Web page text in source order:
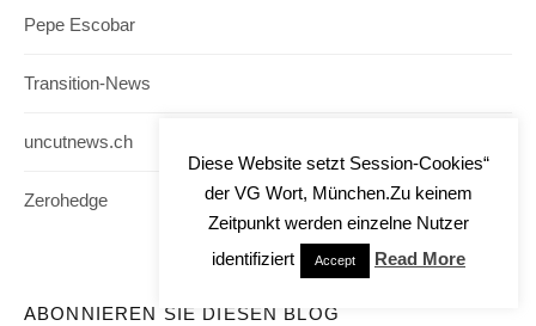
Pepe Escobar
Transition-News
uncutnews.ch
Zerohedge
ABONNIEREN SIE DIESEN BLOG
Diese Website setzt Session-Cookies“
der VG Wort, München.Zu keinem
Zeitpunkt werden einzelne Nutzer
identifiziert
Accept Read More